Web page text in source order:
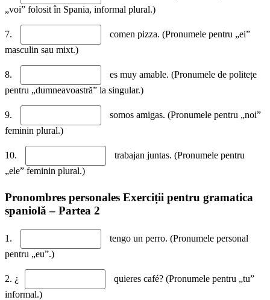
„voi” folosit în Spania, informal plural.)
7.
comen pizza. (Pronumele pentru „ei”
masculin sau mixt.)
8.
es muy amable. (Pronumele de politețe
pentru „dumneavoastră” la singular.)
9.
somos amigas. (Pronumele pentru „noi”
feminin plural.)
10.
trabajan juntas. (Pronumele pentru
„ele” feminin plural.)
Pronombres personales Exerciții pentru gramatica
spaniolă – Partea 2
1.
tengo un perro. (Pronumele personal
pentru „eu”.)
2. ¿
quieres café? (Pronumele pentru „tu”
informal.)